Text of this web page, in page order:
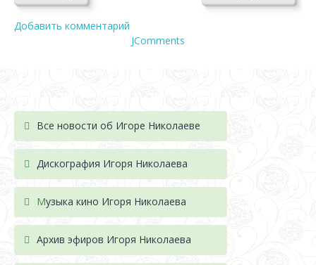
Добавить комментарий
JComments
Все новости об Игоре Николаеве
Дискография Игоря Николаева
Музыка кино Игоря Николаева
Архив эфиров Игоря Николаева